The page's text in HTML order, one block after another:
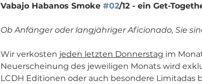
Vabajo Habanos Smoke #02/12 - ein Get-
Ob Anfänger oder langjähriger Aficionado, Sie
Wir verkosten jeden letzten Donnerstag im
Neuerscheinung des jeweiligen Monats wird
LCDH Editionen oder auch besondere Limitadas